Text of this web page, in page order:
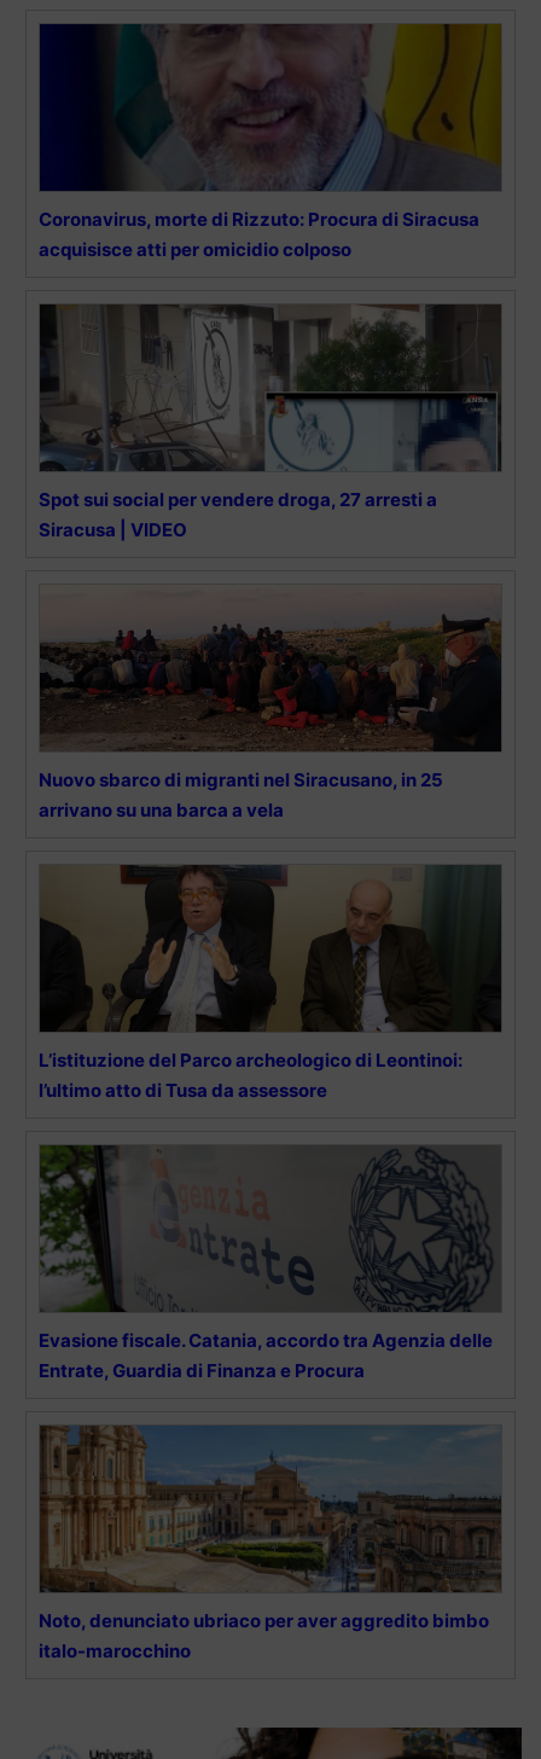
Coronavirus, morte di Rizzuto: Procura di Siracusa
acquisisce atti per omicidio colposo
Spot sui social per vendere droga, 27 arresti a
Siracusa | VIDEO
Nuovo sbarco di migranti nel Siracusano, in 25
arrivano su una barca a vela
L’istituzione del Parco archeologico di Leontinoi:
l’ultimo atto di Tusa da assessore
Evasione fiscale. Catania, accordo tra Agenzia delle
Entrate, Guardia di Finanza e Procura
Noto, denunciato ubriaco per aver aggredito bimbo
italo-marocchino